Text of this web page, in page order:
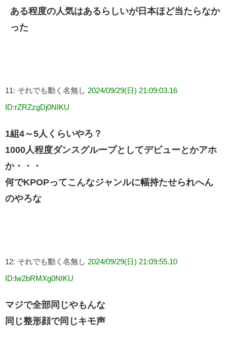
ある程度の人気はあるらしいが日本ほど当たらなか
った
11: それでも動く名無し 2024/09/29(日) 21:09:03.16
ID:rZRZzgDj0NIKU
1組4～5人くらいやろ？
1000人程度ダンスグループとしてデビューとかアホ
か・・・
何でKPOPってこんなジャンルに幅持たせられへん
のやろな
12: それでも動く名無し 2024/09/29(日) 21:09:55.10
ID:lw2bRMXg0NIKU
マジで全部同じやもんな
同じ整形顔で同じキモ声